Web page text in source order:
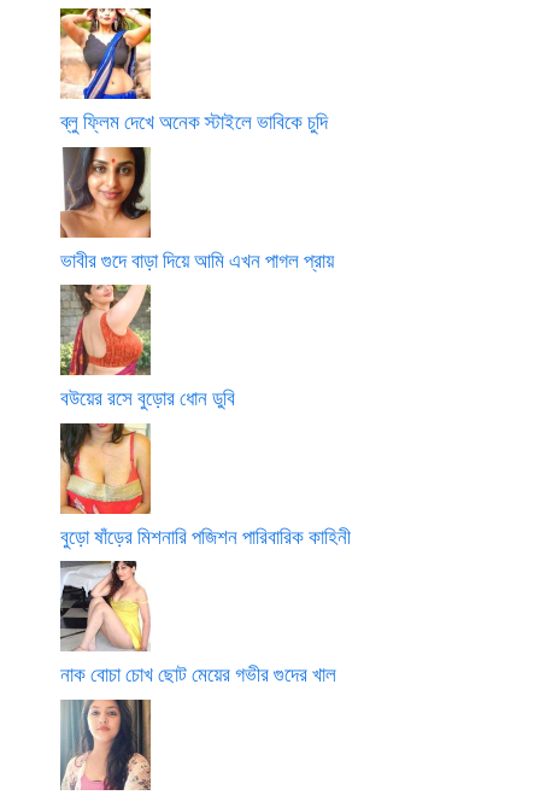
ব্লু ফ্লিম দেখে অনেক স্টাইলে ভাবিকে চুদি
ভাবীর গুদে বাড়া দিয়ে আমি এখন পাগল প্রায়
বউয়ের রসে বুড়োর ধোন ডুবি
বুড়ো ষাঁড়ের মিশনারি পজিশন পারিবারিক কাহিনী
নাক বোচা চোখ ছোট মেয়ের গভীর গুদের খাল